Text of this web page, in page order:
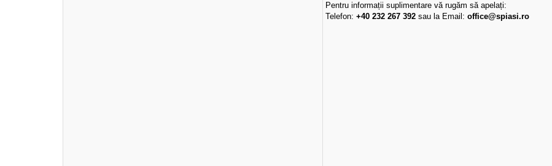
Pentru informații suplimentare vă rugăm să apelați:
Telefon: +40 232 267 392 sau la Email: office@spiasi.ro